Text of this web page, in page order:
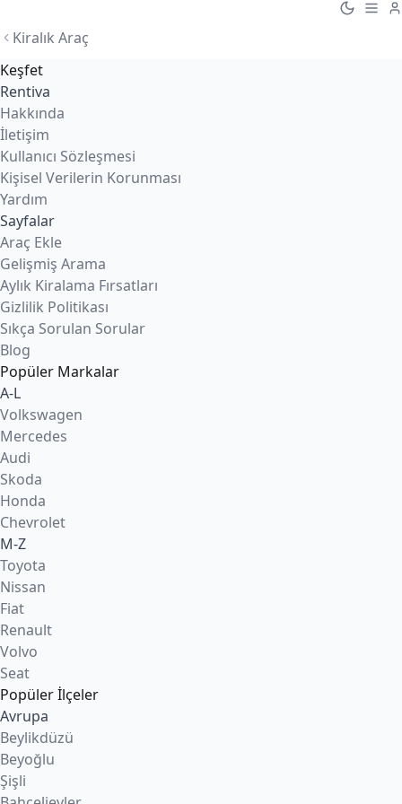
Kiralık Araç
Keşfet
Rentiva
Hakkında
İletişim
Kullanıcı Sözleşmesi
Kişisel Verilerin Korunması
Yardım
Sayfalar
Araç Ekle
Gelişmiş Arama
Aylık Kiralama Fırsatları
Gizlilik Politikası
Sıkça Sorulan Sorular
Blog
Popüler Markalar
A-L
Volkswagen
Mercedes
Audi
Skoda
Honda
Chevrolet
M-Z
Toyota
Nissan
Fiat
Renault
Volvo
Seat
Popüler İlçeler
Avrupa
Beylikdüzü
Beyoğlu
Şişli